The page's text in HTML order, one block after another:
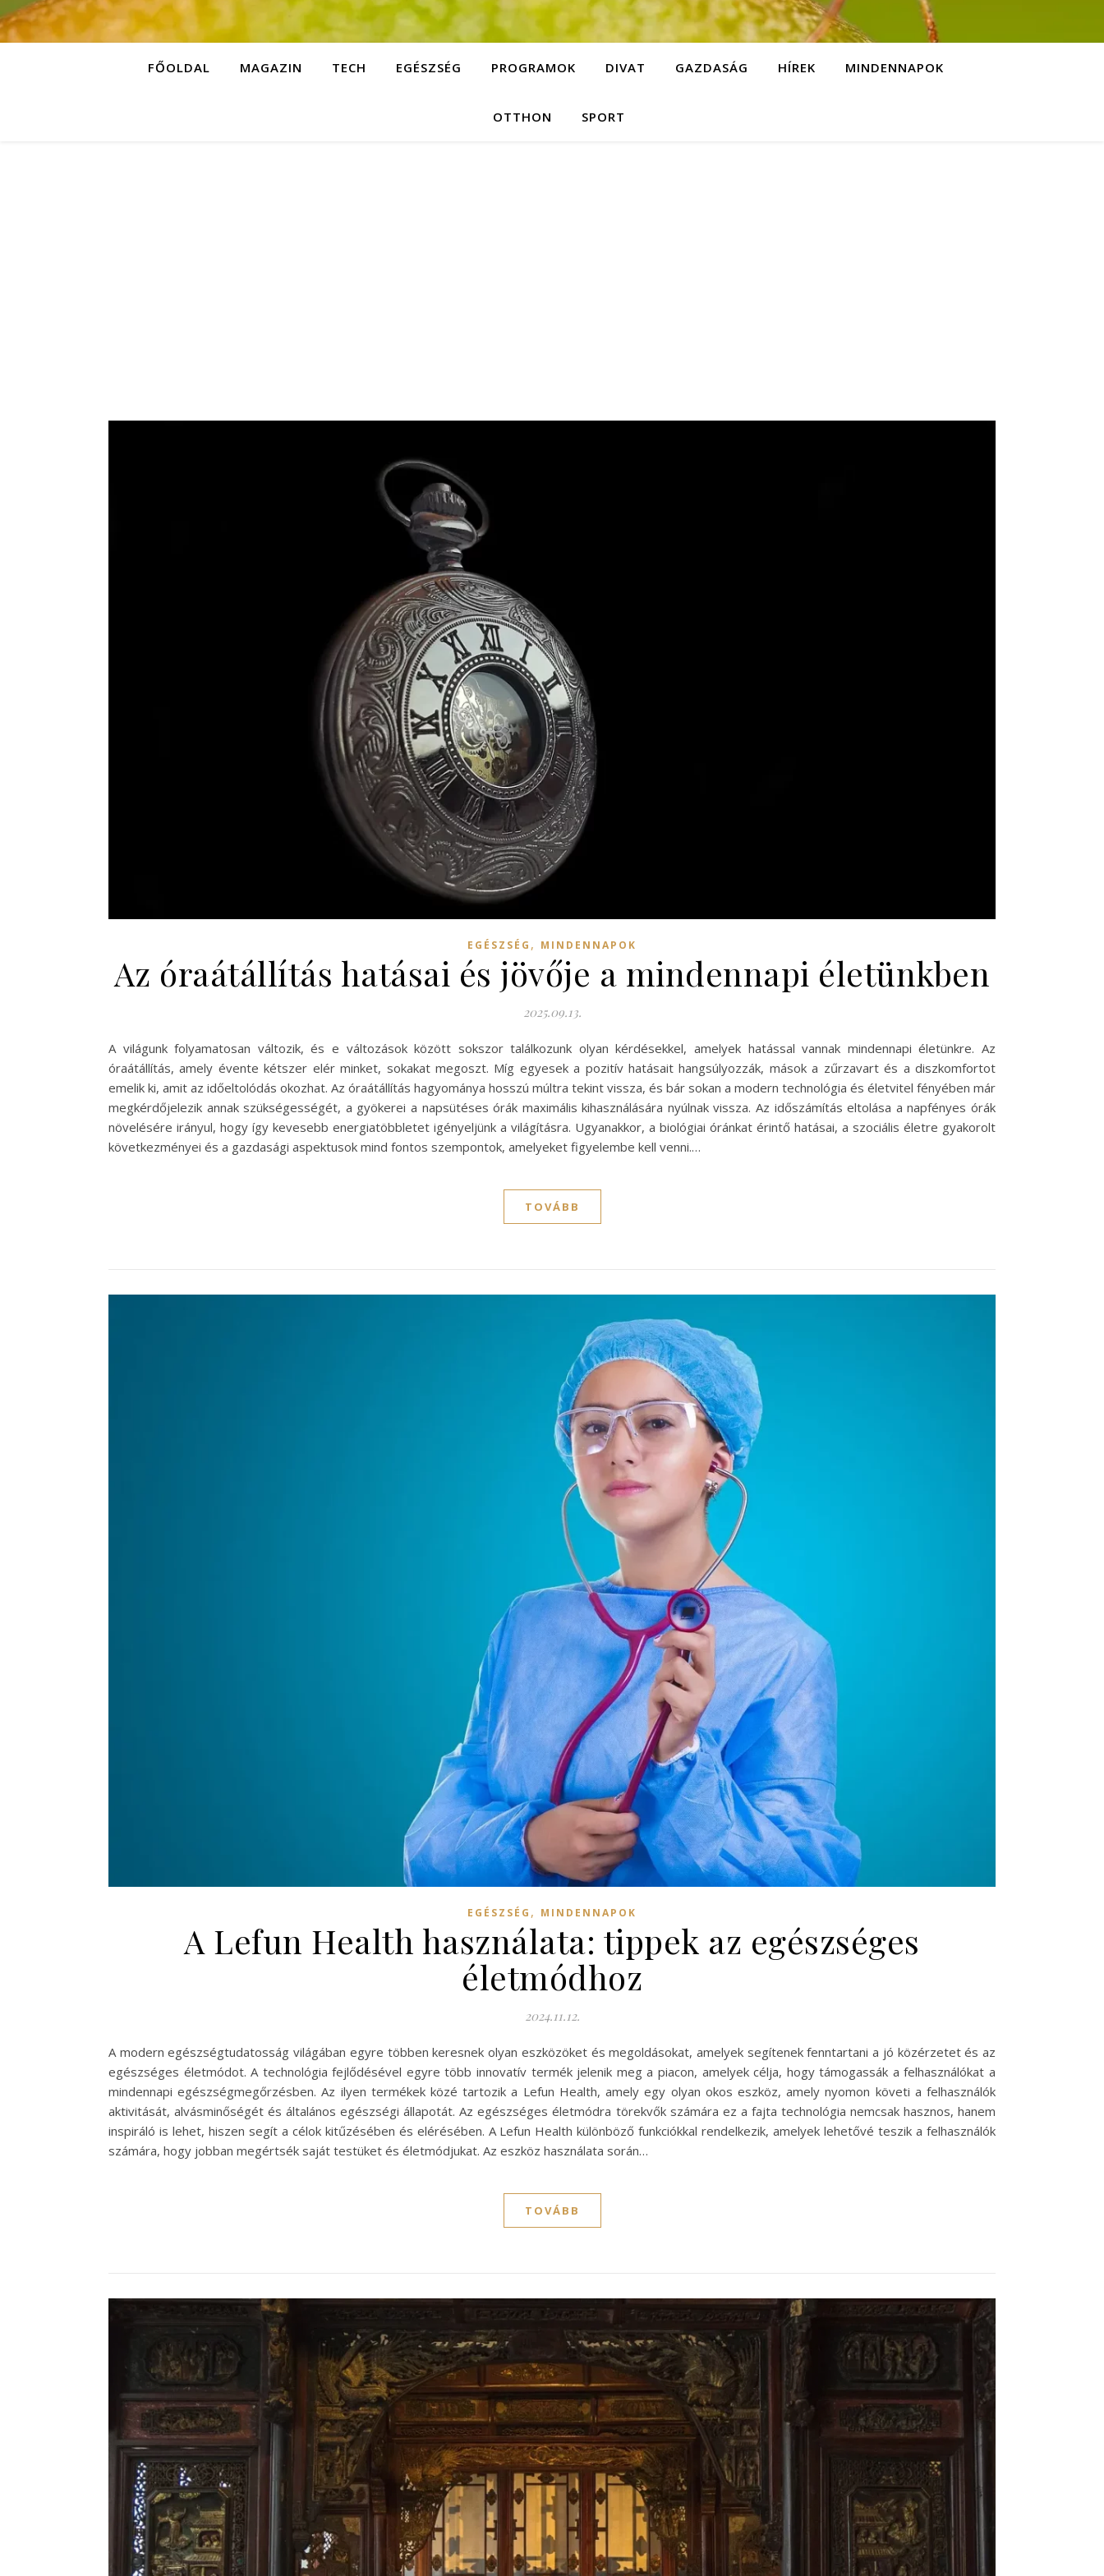
FŐOLDAL MAGAZIN TECH EGÉSZSÉG PROGRAMOK DIVAT GAZDASÁG HÍREK MINDENNAPOK
OTTHON SPORT
EGÉSZSÉG , MINDENNAPOK
Az óraátállítás hatásai és jövője a mindennapi életünkben
2025.09.13.
A világunk folyamatosan változik, és e változások között sokszor találkozunk olyan kérdésekkel, amelyek hatással vannak mindennapi életünkre. Az
óraátállítás, amely évente kétszer elér minket, sokakat megoszt. Míg egyesek a pozitív hatásait hangsúlyozzák, mások a zűrzavart és a diszkomfortot
emelik ki, amit az időeltolódás okozhat. Az óraátállítás hagyománya hosszú múltra tekint vissza, és bár sokan a modern technológia és életvitel fényében már
megkérdőjelezik annak szükségességét, a gyökerei a napsütéses órák maximális kihasználására nyúlnak vissza. Az időszámítás eltolása a napfényes órák
növelésére irányul, hogy így kevesebb energiatöbbletet igényeljünk a világításra. Ugyanakkor, a biológiai óránkat érintő hatásai, a szociális életre gyakorolt
következményei és a gazdasági aspektusok mind fontos szempontok, amelyeket figyelembe kell venni.…
TOVÁBB
EGÉSZSÉG , MINDENNAPOK
A Lefun Health használata: tippek az egészséges
életmódhoz
2024.11.12.
A modern egészségtudatosság világában egyre többen keresnek olyan eszközöket és megoldásokat, amelyek segítenek fenntartani a jó közérzetet és az
egészséges életmódot. A technológia fejlődésével egyre több innovatív termék jelenik meg a piacon, amelyek célja, hogy támogassák a felhasználókat a
mindennapi egészségmegőrzésben. Az ilyen termékek közé tartozik a Lefun Health, amely egy olyan okos eszköz, amely nyomon követi a felhasználók
aktivitását, alvásminőségét és általános egészségi állapotát. Az egészséges életmódra törekvők számára ez a fajta technológia nemcsak hasznos, hanem
inspiráló is lehet, hiszen segít a célok kitűzésében és elérésében. A Lefun Health különböző funkciókkal rendelkezik, amelyek lehetővé teszik a felhasználók
számára, hogy jobban megértsék saját testüket és életmódjukat. Az eszköz használata során…
TOVÁBB